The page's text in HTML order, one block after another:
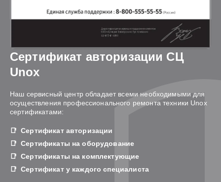
Сертификат авторизации СЦ
Unox
Наш сервисный центр обладает всеми необходимыми для
осуществления профессионального ремонта техники Unox
сертификатами:
Сертификат авторизации
Сертификаты на оборудование
Сертификаты на комплектующие
Сертификат у каждого специалиста